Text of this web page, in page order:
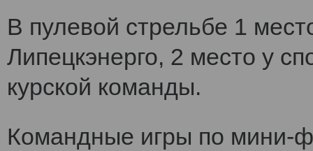
В пулевой стрельбе 1
Липецкэнерго, 2 место у
курской команды.
Командные игры по мини-